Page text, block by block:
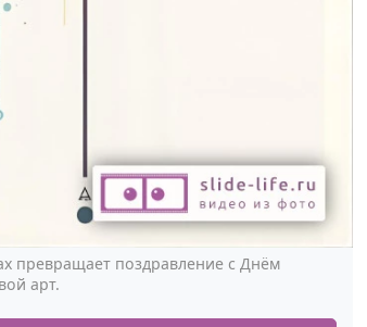
превращает поздравление с Днём
арт.